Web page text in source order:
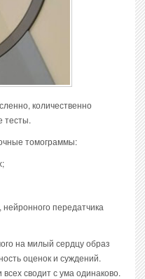
количественно
тесты.
томограммы:
передатчика
на милый сердцу образ
оценок и суждений.
сводит с ума одинаково.